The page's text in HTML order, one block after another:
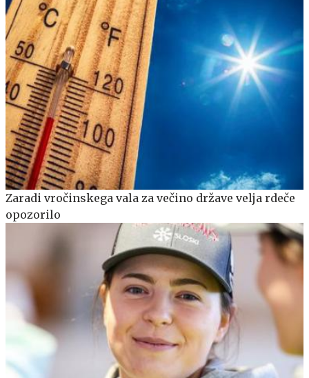
Zaradi vročinskega vala za večino države velja rdeče
opozorilo